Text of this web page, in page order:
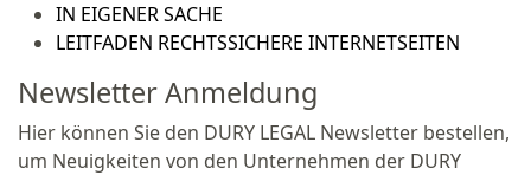
IN EIGENER SACHE
LEITFADEN RECHTSSICHERE INTERNETSEITEN
Newsletter Anmeldung
Hier können Sie den DURY LEGAL Newsletter bestellen,
um Neuigkeiten von den Unternehmen der DURY